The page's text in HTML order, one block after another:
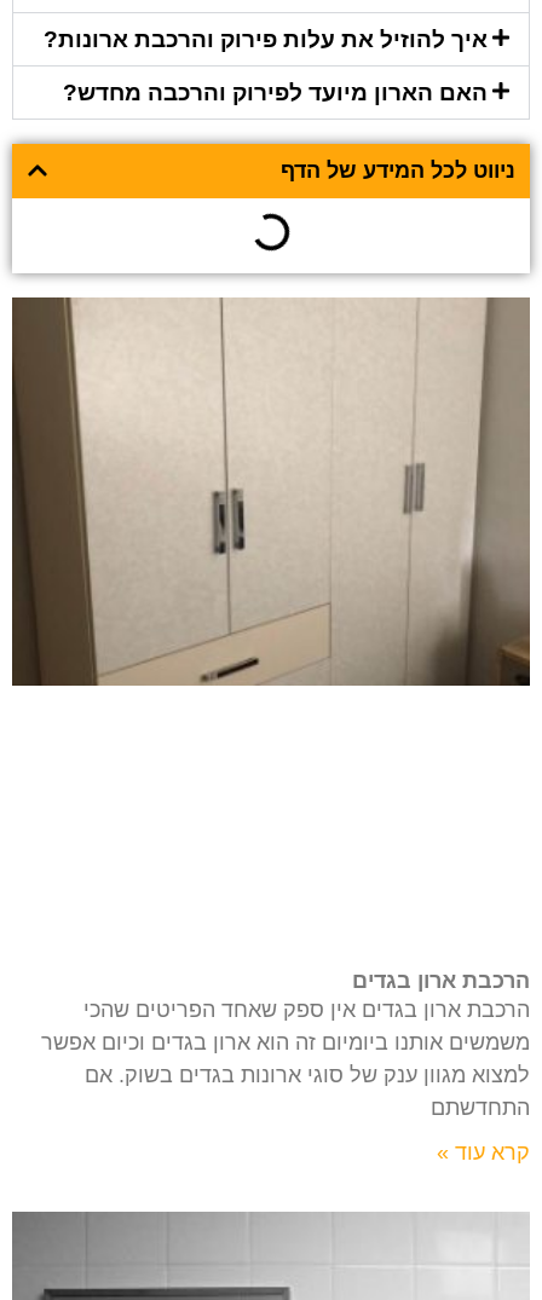
איך להוזיל את עלות פירוק והרכבת ארונות?
האם הארון מיועד לפירוק והרכבה מחדש?
ניווט לכל המידע של הדף
הרכבת ארון בגדים
הרכבת ארון בגדים אין ספק שאחד הפריטים שהכי
משמשים אותנו ביומיום זה הוא ארון בגדים וכיום אפשר
למצוא מגוון ענק של סוגי ארונות בגדים בשוק. אם
התחדשתם
קרא עוד »